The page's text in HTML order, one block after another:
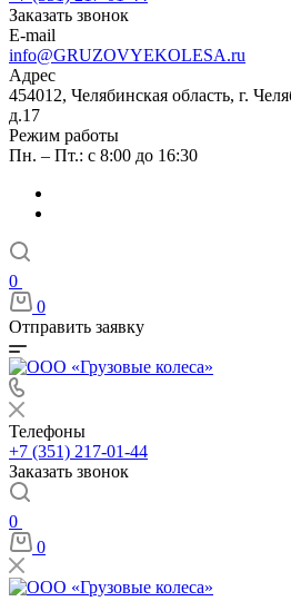
Заказать звонок
E-mail
info@GRUZOVYEKOLESA.ru
Адрес
454012, Челябинская область, г.
д.17
Режим работы
Пн. – Пт.: с 8:00 до 16:30
0
0
Отправить заявку
Телефоны
+7 (351) 217-01-44
Заказать звонок
0
0